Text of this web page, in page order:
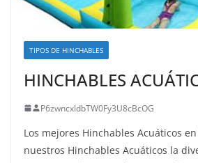
TIPOS DE HINCHABLES
HINCHABLES
P6zwncxIdbTW0Fy3U8cBcOG
Los mejores Hinchables Acuáticos
nuestros Hinchables Acuáticos la